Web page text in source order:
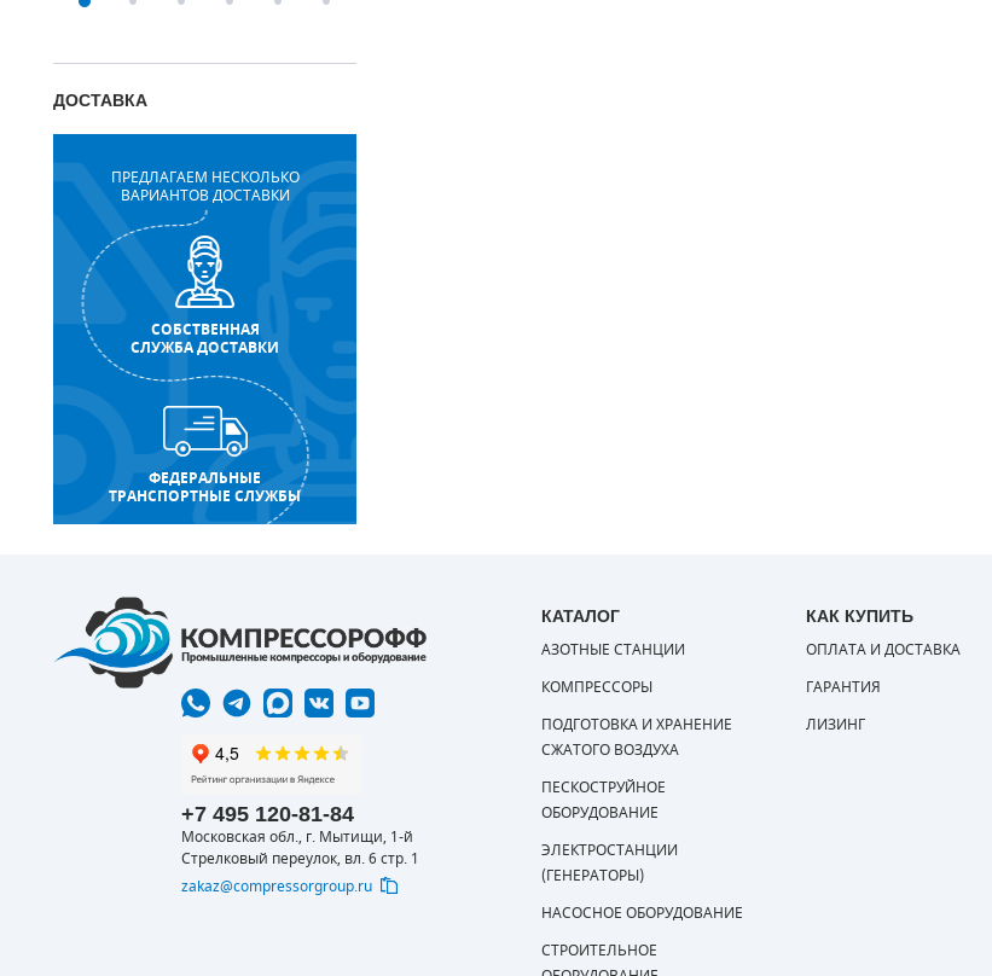
ДОСТАВКА
ПРЕДЛАГАЕМ НЕСКОЛЬКО
ВАРИАНТОВ ДОСТАВКИ
СОБСТВЕННАЯ
СЛУЖБА ДОСТАВКИ
ФЕДЕРАЛЬНЫЕ
ТРАНСПОРТНЫЕ СЛУЖБЫ
+7 495 120-81-84
Московская обл., г. Мытищи, 1-й
Стрелковый переулок, вл. 6 стр. 1
zakaz@compressorgroup.ru
КАТАЛОГ
АЗОТНЫЕ СТАНЦИИ
КОМПРЕССОРЫ
ПОДГОТОВКА И ХРАНЕНИЕ
СЖАТОГО ВОЗДУХА
ПЕСКОСТРУЙНОЕ
ОБОРУДОВАНИЕ
ЭЛЕКТРОСТАНЦИИ
(ГЕНЕРАТОРЫ)
НАСОСНОЕ ОБОРУДОВАНИЕ
СТРОИТЕЛЬНОЕ
КАК КУПИТЬ
ОПЛАТА И ДОСТАВКА
ГАРАНТИЯ
ЛИЗИНГ